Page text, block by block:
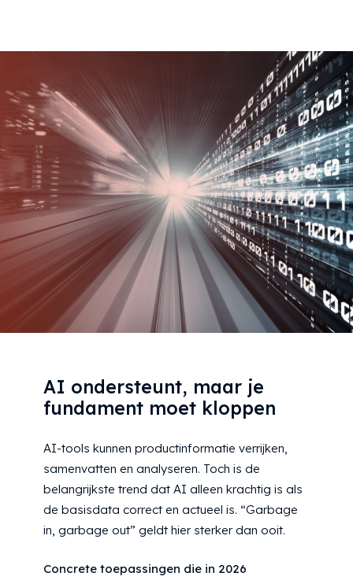
AI ondersteunt, maar je
fundament moet kloppen
AI-tools kunnen productinformatie verrijken,
samenvatten en analyseren. Toch is de
belangrijkste trend dat AI alleen krachtig is als
de basisdata correct en actueel is. “Garbage
in, garbage out” geldt hier sterker dan ooit.
Concrete toepassingen die in 2026